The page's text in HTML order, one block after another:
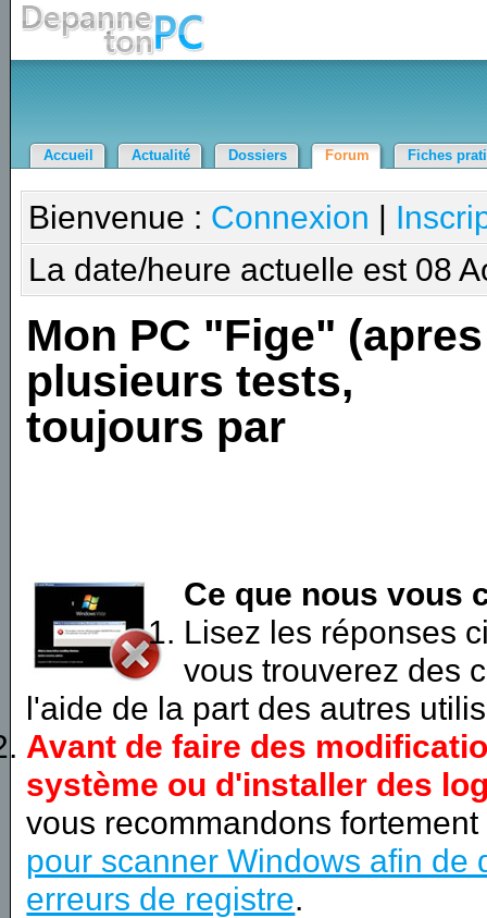
Accueil Actualité Dossiers Forum Fiches
Bienvenue : Connexion |
La date/heure actuelle est 08
Mon PC "Fige" (apres
plusieurs tests,
toujours par
Ce que nous vous
Lisez les réponses
vous trouverez des
l'aide de la part des autres
Avant de faire des
système ou d'installer des
vous recommandons
pour scanner Windows afin de
erreurs de registre.